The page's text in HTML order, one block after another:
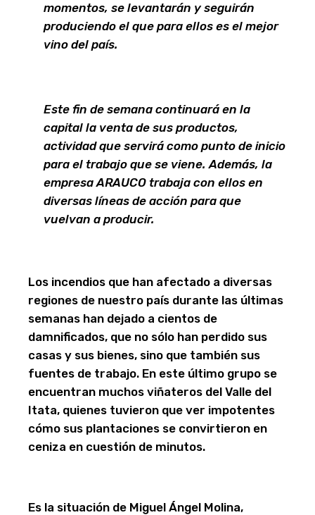
momentos, se levantarán y seguirán
produciendo el que para ellos es el mejor
vino del país.
Este fin de semana continuará en la
capital la venta de sus productos,
actividad que servirá como punto de inicio
para el trabajo que se viene. Además, la
empresa ARAUCO trabaja con ellos en
diversas líneas de acción para que
vuelvan a producir.
Los incendios que han afectado a diversas
regiones de nuestro país durante las últimas
semanas han dejado a cientos de
damnificados, que no sólo han perdido sus
casas y sus bienes, sino que también sus
fuentes de trabajo. En este último grupo se
encuentran muchos viñateros del Valle del
Itata, quienes tuvieron que ver impotentes
cómo sus plantaciones se convirtieron en
ceniza en cuestión de minutos.
Es la situación de Miguel Ángel Molina,